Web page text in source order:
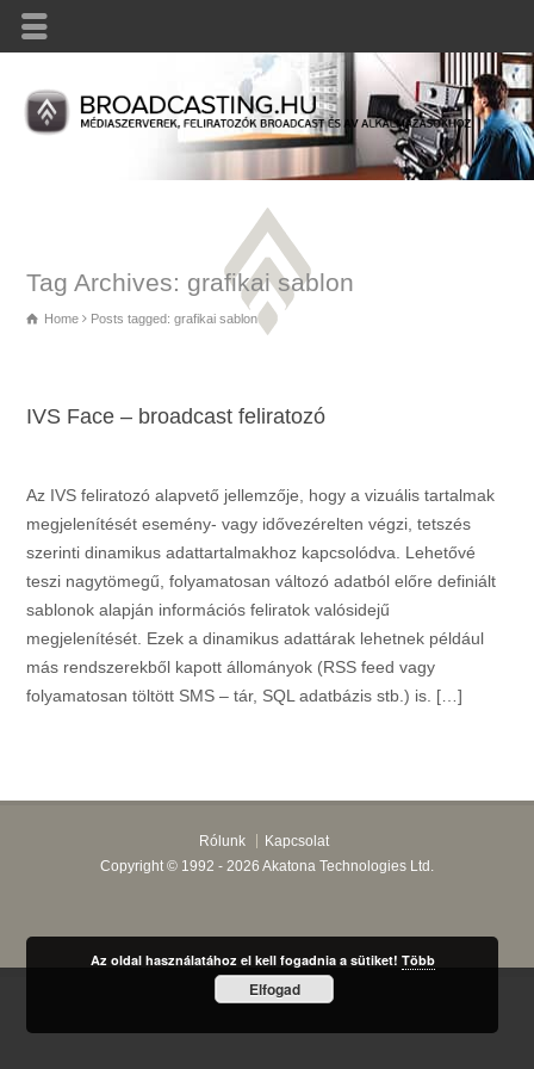
Tag Archives: grafikai sablon
Home Posts tagged: grafikai sablon
IVS Face – broadcast feliratozó
Az IVS feliratozó alapvető jellemzője, hogy a vizuális tartalmak
megjelenítését esemény- vagy idővezérelten végzi, tetszés
szerinti dinamikus adattartalmakhoz kapcsolódva. Lehetővé
teszi nagytömegű, folyamatosan változó adatból előre definiált
sablonok alapján információs feliratok valósidejű
megjelenítését. Ezek a dinamikus adattárak lehetnek például
más rendszerekből kapott állományok (RSS feed vagy
folyamatosan töltött SMS – tár, SQL adatbázis stb.) is. […]
Rólunk
Kapcsolat
Copyright © 1992 - 2026 Akatona Technologies Ltd.
Az oldal használatához el kell fogadnia a sütiket! Több
Elfogad